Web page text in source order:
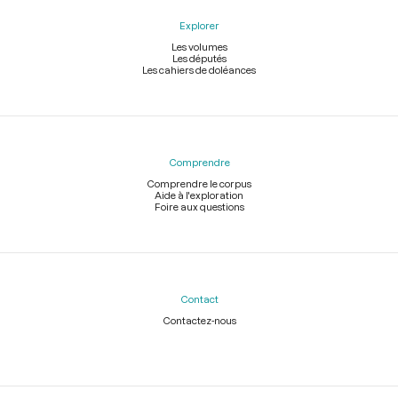
Explorer
Les volumes
Les députés
Les cahiers de doléances
Comprendre
Comprendre le corpus
Aide à l'exploration
Foire aux questions
Contact
Contactez-nous
Légal